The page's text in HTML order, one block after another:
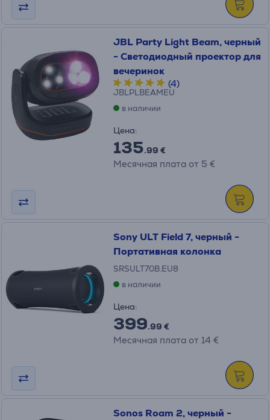
JBL Party Light Beam, черный
- Светодиодный проектор для
вечеринок
(4)
JBLPLBEAMEU
в наличии
Цена:
135.99 €
Месячная плата от 5 €
Sony ULT Field 7, черный -
Портативная колонка
SRSULT70B.EU8
в наличии
Цена:
399.99 €
Месячная плата от 14 €
Sonos Roam 2, черный -